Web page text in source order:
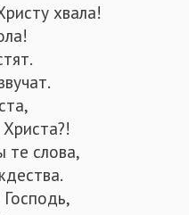
хвала!
те слова,